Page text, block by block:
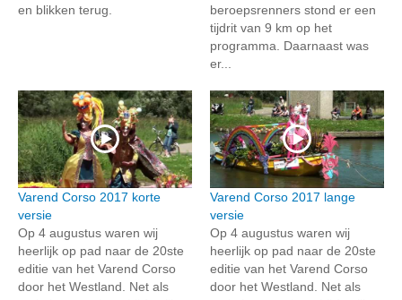
en blikken terug.
beroepsrenners stond er een
tijdrit van 9 km op het
programma. Daarnaast was
er...
Varend Corso 2017 korte
versie
Op 4 augustus waren wij
heerlijk op pad naar de 20ste
editie van het Varend Corso
door het Westland. Net als
Varend Corso 2017 lange
versie
Op 4 augustus waren wij
heerlijk op pad naar de 20ste
editie van het Varend Corso
door het Westland. Net als